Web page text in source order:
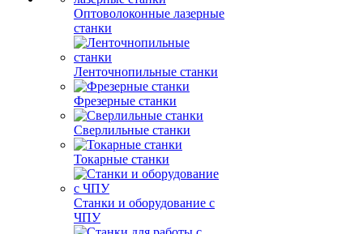
Оптоволоконные лазерные
станки
Ленточнопильные станки
Фрезерные станки
Сверлильные станки
Токарные станки
Станки и оборудование с
ЧПУ